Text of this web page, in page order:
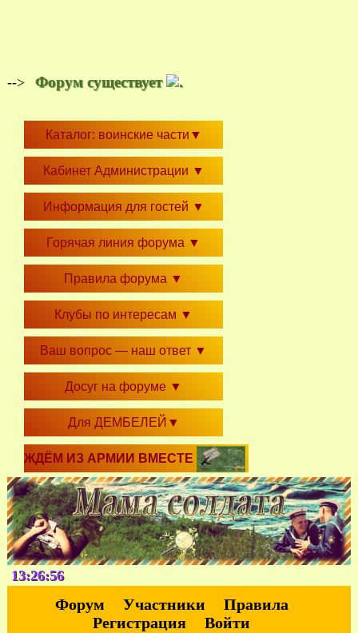
--> Форум существует .
Каталог: воинские части ▼
Кабинет Администрации ▼
Информация для гостей ▼
Горячая линия форума ▼
Правила форума ▼
Клубы по интересам ▼
Ваш вопрос — наш ответ ▼
Досуг на форуме ▼
Для ДЕМБЕЛЕЙ ▼
ЖДЁМ ИЗ АРМИИ ВМЕСТЕ
13:26:56
Форум Участники
Правила
Регистрация
Войти